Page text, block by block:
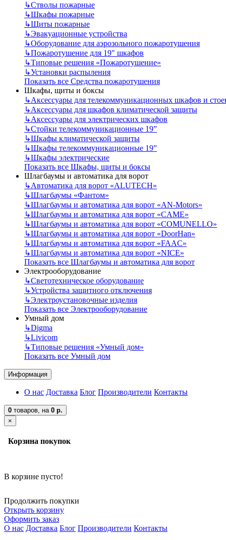
↳Стволы пожарные
↳Шкафы пожарные
↳Щиты пожарные
↳Эвакуационные устройства
↳Оборудование для аэрозольного пожаротушения
↳Пожаротушение для 19" шкафов
↳Типовые решения «Пожаротушение»
↳Установки распыления
Показать все Средства пожаротушения
Шкафы, щиты и боксы
↳Аксессуары для телекоммуникационных шкафов и
↳Аксессуары для шкафов климатической защиты
↳Аксессуары для электрических шкафов
↳Стойки телекоммуникационные 19”
↳Шкафы климатической защиты
↳Шкафы телекоммуникационные 19”
↳Шкафы электрические
Показать все Шкафы, щиты и боксы
Шлагбаумы и автоматика для ворот
↳Автоматика для ворот «ALUTECH»
↳Шлагбаумы «Фантом»
↳Шлагбаумы и автоматика для ворот «AN-Motors»
↳Шлагбаумы и автоматика для ворот «CAME»
↳Шлагбаумы и автоматика для ворот «COMUNELLO»
↳Шлагбаумы и автоматика для ворот «DoorHan»
↳Шлагбаумы и автоматика для ворот «FAAC»
↳Шлагбаумы и автоматика для ворот «NICE»
Показать все Шлагбаумы и автоматика для ворот
Электрооборудование
↳Светотехническое оборудование
↳Устройства защитного отключения
↳Электроустановочные изделия
Показать все Электрооборудование
Умный дом
↳Digma
↳Livicom
↳Типовые решения «Умный дом»
Показать все Умный дом
Информация
О нас Доставка Блог Производители Контакты
0 товаров, на 0 р.
×
Корзина покупок
В корзине пусто!
Продолжить покупки
Открыть корзину
Оформить заказ
О нас Доставка Блог Производители Контакты